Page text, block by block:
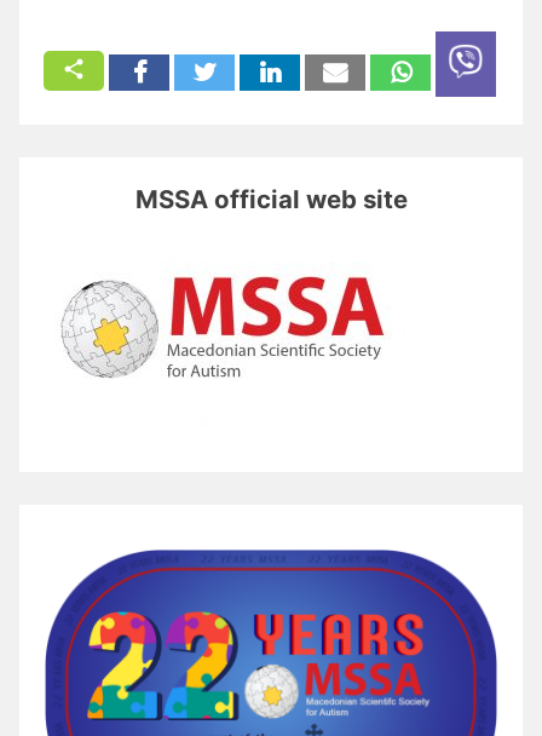
MSSA official web site